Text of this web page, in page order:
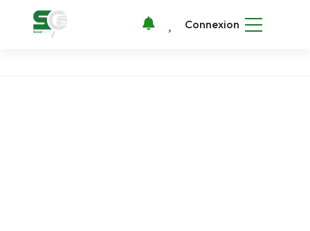
Connexion